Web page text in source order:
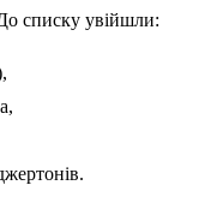
списку увійшли: